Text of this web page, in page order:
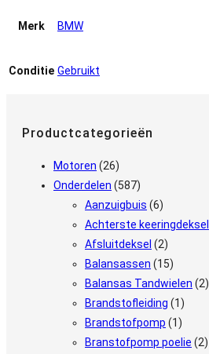
Merk BMW
Conditie Gebruikt
Productcategorieën
Motoren (26)
Onderdelen (587)
Aanzuigbuis (6)
Achterste keeringdeksel
Afsluitdeksel (2)
Balansassen (15)
Balansas Tandwielen (2)
Brandstofleiding (1)
Brandstofpomp (1)
Branstofpomp poelie (2)